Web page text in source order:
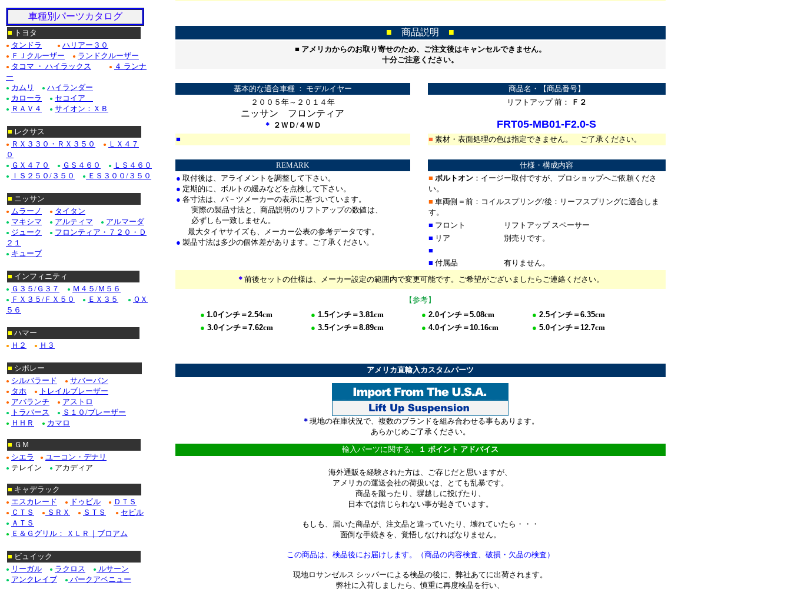
■ 商品説明 ■
■ アメリカからのお取り寄せのため、ご注文後はキャンセルできません。
十分ご注意ください。
基本的な適合車種 ： モデルイヤー
商品名・【商品番号】
２００５年～２０１４年
ニッサン フロンティア
＊ ２ＷＤ/４ＷＤ
リフトアップ 前： Ｆ２
FRT05-MB01-F2.0-S
■ ■ 素材・表面処理の色は指定できません。 ご了承ください。
REMARK
仕様・構成内容
● 取付後は、アライメントを調整して下さい。
● 定期的に、ボルトの緩みなどを点検して下さい。
● 各寸法は、パ－ツメーカーの表示に基づいています。
実際の製品寸法と、商品説明のリフトアップの数値は、
必ずしも一致しません。
最大タイヤサイズも、メーカー公表の参考データです。
● 製品寸法は多少の個体差があります。ご了承ください。
■ ボルトオン：イージー取付ですが、プロショップへご依頼くださ
い。
■ 車両側＝前：コイルスプリング/後：リーフスプリングに適合しま
す。
■ フロント
リフトアップ スペーサー
■ リア
別売りです。
■
■ 付属品
有りません。
＊ 前後セットの仕様は、メーカー設定の範囲内で変更可能です。ご希望がございましたらご連絡ください。
【参考】
● 1.0インチ＝2.54cm ● 1.5インチ＝3.81cm ● 2.0インチ＝5.08cm ● 2.5インチ＝6.35cm
● 3.0インチ＝7.62cm ● 3.5インチ＝8.89cm ● 4.0インチ＝10.16cm ● 5.0インチ＝12.7cm
アメリカ直輸入カスタムパーツ
＊ 現地の在庫状況で、複数のブランドを組み合わせる事もあります。
あらかじめご了承ください。
輸入パーツに関する、
１ ポイント アドバイス
海外通販を経験された方は、ご存じだと思いますが、
アメリカの運送会社の荷扱いは、とても乱暴です。
商品を蹴ったり、塀越しに投げたり、
日本では信じられない事が起きています。
もしも、届いた商品が、注文品と違っていたり、壊れていたら・・・
面倒な手続きを、覚悟しなければなりません。
この商品は、検品後にお届けします。（商品の内容検査、破損・欠品の検査）
現地ロサンゼルス シッパーによる検品の後に、弊社あてに出荷されます。
弊社に入荷しましたら、慎重に再度検品を行い、
車種別パーツカタログ
■ トヨタ
● タンドラ ● ハリアー３０
● ＦＪクルーザー ● ランドクルーザー
● タコマ ・ ハイラックス ●
４ ランナ
ー
● カムリ ● ハイランダー
● カローラ ● セコイア
● ＲＡＶ４ ● サイオン：ＸＢ
■ レクサス
● ＲＸ３３０・ＲＸ３５０ ●
ＬＸ４７
０
● ＧＸ４７０ ● ＧＳ４６０ ● ＬＳ４６０
● ＩＳ２５０/３５０ ● ＥＳ３００/３５０
■ ニッサン
● ムラーノ ● タイタン
● マキシマ ● アルティマ ● アルマーダ
● ジューク ● フロンティア・７２０・Ｄ
２１
● キューブ
■ インフィニティ
● Ｇ３５/Ｇ３７ ● Ｍ４５/Ｍ５６
● ＦＸ３５/ＦＸ５０ ● ＥＸ３５ ● ＱＸ
５６
■ ハマー
● Ｈ２ ● Ｈ３
■ シボレー
● シルバラード ● サバーバン
● タホ ● トレイルブレーザー
● アバランチ ● アストロ
● トラバース ● Ｓ１０/ブレーザー
● ＨＨＲ ● カマロ
■ ＧＭ
● シエラ ● ユーコン・デナリ
● テレイン ● アカディア
■ キャデラック
● エスカレード ● ドゥビル ● ＤＴＳ
● ＣＴＳ ● ＳＲＸ ● ＳＴＳ ● セビル
● ＡＴＳ
● Ｅ＆Ｇグリル： ＸＬＲ｜ブロアム
■ ビュイック
● リーガル ● ラクロス ● ルサーン
● アンクレイブ ● パークアベニュー